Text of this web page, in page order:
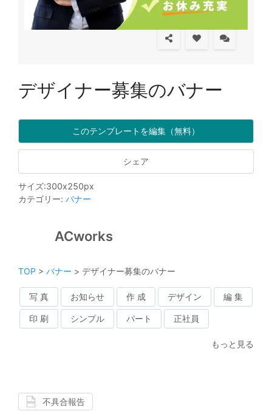
デザイナー募集のバナー
このテンプレートを編集（無料）
シェア
サイズ:300x250px
カテゴリー: バナー
ACworks
TOP > バナー > デザイナー募集のバナー
写 真 お知らせ 作 成 デザイン 編 集
印 刷 シンプル パート 正社員
もっと見る
不具合報告